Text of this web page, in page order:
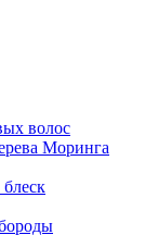
волос
Моринга